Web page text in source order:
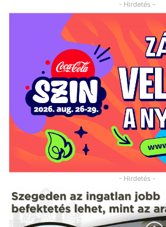
- Hirdetés -
- Hirdetés -